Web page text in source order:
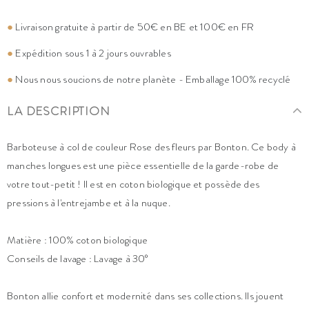
● Livraison gratuite à partir de 50€ en BE et 100€ en FR
● Expédition sous 1 à 2 jours ouvrables
● Nous nous soucions de notre planète - Emballage 100% recyclé
LA DESCRIPTION
Barboteuse à col de couleur Rose des fleurs par Bonton. Ce body à
manches longues est une pièce essentielle de la garde-robe de
votre tout-petit ! Il est en coton biologique et possède des
pressions à l'entrejambe et à la nuque.
Matière : 100% coton biologique
Conseils de lavage : Lavage à 30°
Bonton allie confort et modernité dans ses collections. Ils jouent